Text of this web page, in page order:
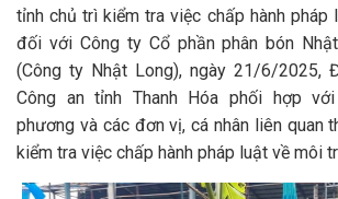
tỉnh chủ trì kiểm tra việc chấp hành pháp
đối với Công ty Cổ phần phân bón
(Công ty Nhật Long), ngày 21/6/2025,
Công an tỉnh Thanh Hóa phối hợp
phương và các đơn vị, cá nhân liên quan
kiểm tra việc chấp hành pháp luật về môi